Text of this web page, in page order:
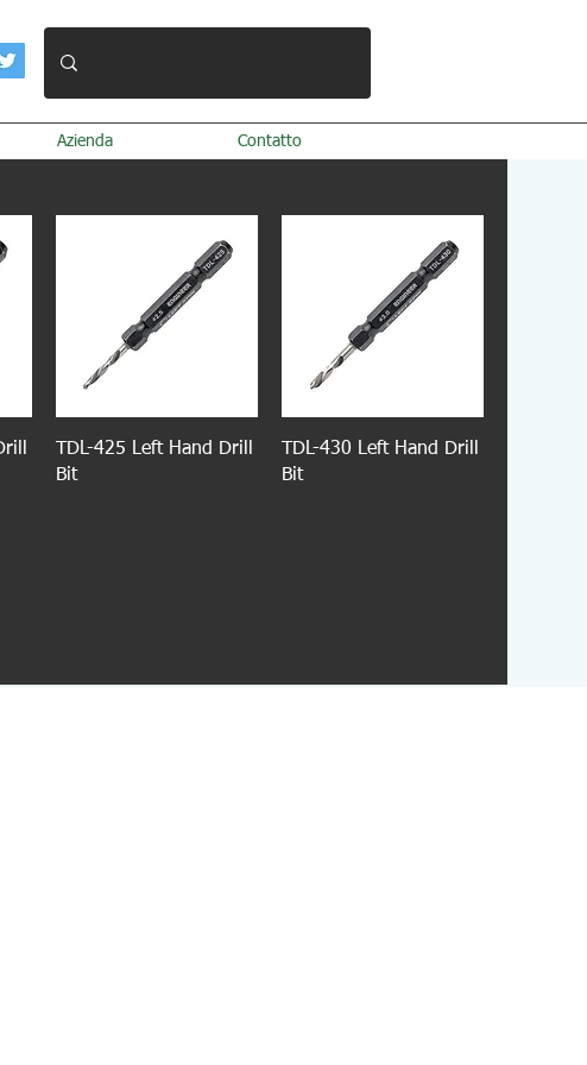
Azienda Contatto
TDL-425 Left Hand Drill
Bit
TDL-430 Left Hand Drill
Bit